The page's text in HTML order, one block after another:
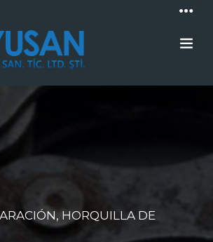
HORQUILLA DE